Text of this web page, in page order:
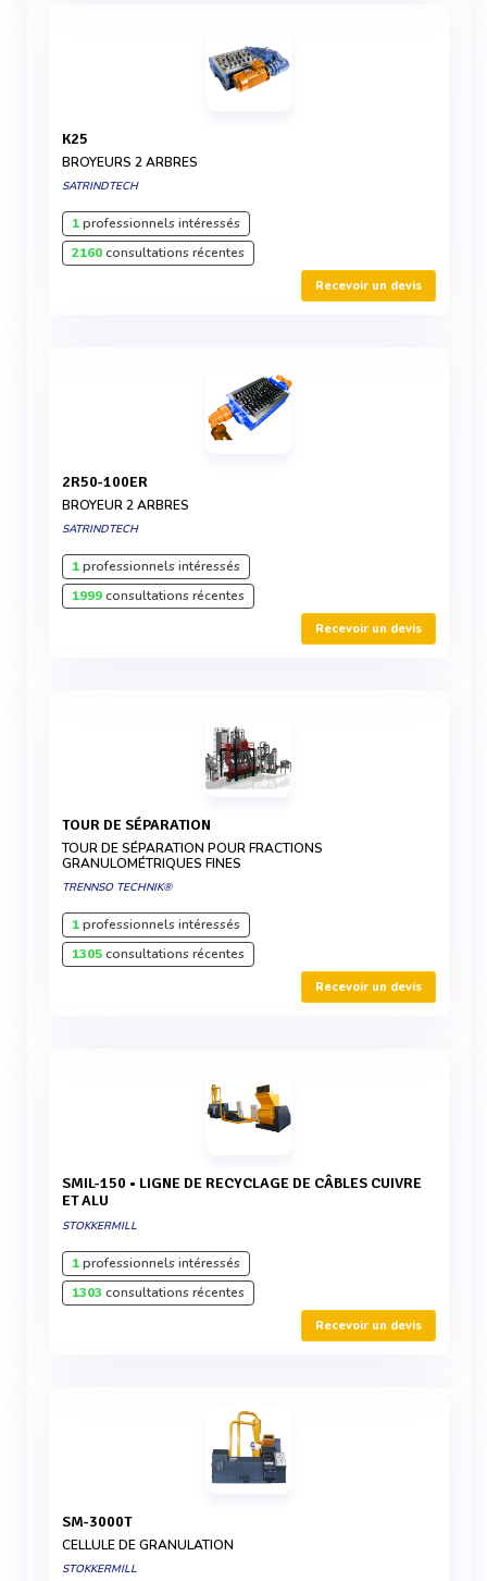
K25
BROYEURS 2 ARBRES
SATRINDTECH
1professionnels intéressés
2160consultations récentes
Recevoir un devis
2R50-100ER
BROYEUR 2 ARBRES
SATRINDTECH
1professionnels intéressés
1999consultations récentes
Recevoir un devis
TOUR DE SÉPARATION
TOUR DE SÉPARATION POUR FRACTIONS
GRANULOMÉTRIQUES FINES
TRENNSO TECHNIK®
1professionnels intéressés
1305consultations récentes
Recevoir un devis
SMIL-150 • LIGNE DE RECYCLAGE DE CÂBLES CUIVRE
ET ALU
STOKKERMILL
1professionnels intéressés
1303 consultations récentes
Recevoir un devis
SM-3000T
CELLULE DE GRANULATION
STOKKERMILL